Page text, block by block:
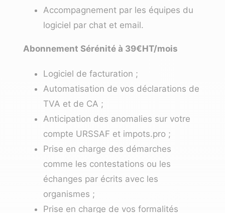
Accompagnement par les équipes du
logiciel par chat et email.
Abonnement Sérénité à 39€HT/mois
Logiciel de facturation ;
Automatisation de vos déclarations de
TVA et de CA ;
Anticipation des anomalies sur votre
compte URSSAF et impots.pro ;
Prise en charge des démarches
comme les contestations ou les
échanges par écrits avec les
organismes ;
Prise en charge de vos formalités